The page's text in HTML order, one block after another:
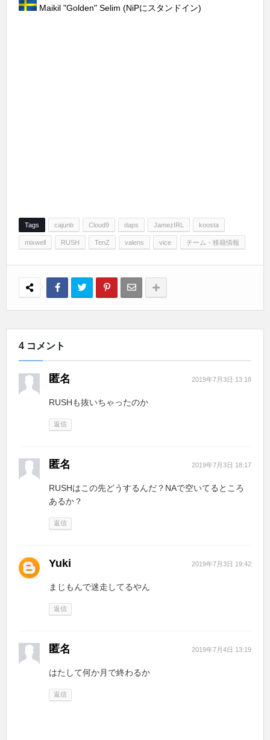
Maikil "Golden" Selim (NiPにスタンドイン)
Tags cajunb Cloud9 daps JamezIRL koosta
mixwell RUSH TenZ valens vice チーム・移籍情報
4 コメント
匿名 2019年7月3日 13:18
RUSHも抜いちゃったのか
返信
匿名 2019年7月3日 18:17
RUSHはこの先どうするんだ？NAで空いてるところ
あるか？
返信
Yuki 2019年7月3日 19:42
まじもんで迷走してるやん
返信
匿名 2019年7月4日 13:19
はたして何か月で終わるか
返信